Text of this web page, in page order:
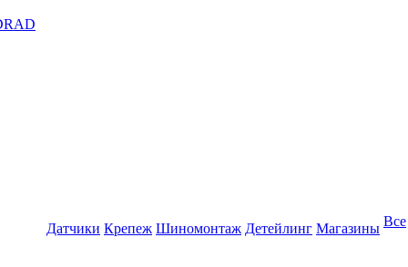
Датчики Крепеж Шиномонтаж Детейлинг Магазины Все